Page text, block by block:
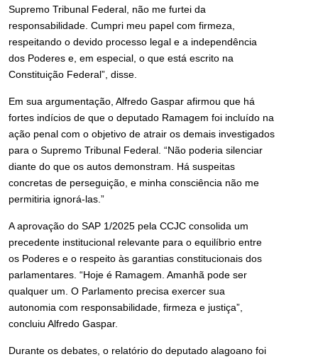
Supremo Tribunal Federal, não me furtei da
responsabilidade. Cumpri meu papel com firmeza,
respeitando o devido processo legal e a independência
dos Poderes e, em especial, o que está escrito na
Constituição Federal”, disse.
Em sua argumentação, Alfredo Gaspar afirmou que há
fortes indícios de que o deputado Ramagem foi incluído na
ação penal com o objetivo de atrair os demais investigados
para o Supremo Tribunal Federal. “Não poderia silenciar
diante do que os autos demonstram. Há suspeitas
concretas de perseguição, e minha consciência não me
permitiria ignorá-las.”
A aprovação do SAP 1/2025 pela CCJC consolida um
precedente institucional relevante para o equilíbrio entre
os Poderes e o respeito às garantias constitucionais dos
parlamentares. “Hoje é Ramagem. Amanhã pode ser
qualquer um. O Parlamento precisa exercer sua
autonomia com responsabilidade, firmeza e justiça”,
concluiu Alfredo Gaspar.
Durante os debates, o relatório do deputado alagoano foi